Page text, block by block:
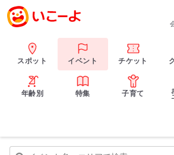
スポット イベント チケット
年齢別 特集 子育て